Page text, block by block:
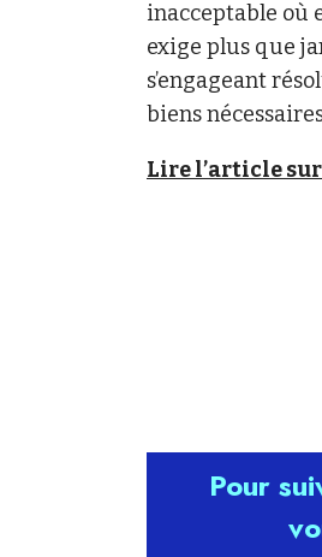
inacceptable où
exige plus que
s’engageant
biens
Lire l’article
Pour